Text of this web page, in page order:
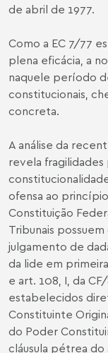
de abril de 1977.
Como a EC 7/77
plena eficácia, a
naquele período
constitucionais,
concreta.
A análise da
revela fragilidades
ofensa ao
Constituição
Tribunais
julgamento de
da lide em
e art. 108, I, da
estabelecidos
Constituinte
do Poder
cláusula pétrea do